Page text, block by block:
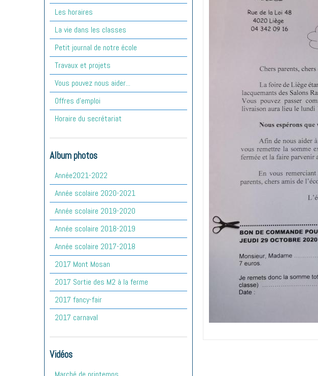
Les horaires
La vie dans les classes
Petit journal de notre école
Travaux et projets
Vous pouvez nous aider...
Offres d'emploi
Horaire du secrétariat
Album photos
Année2021-2022
Année scolaire 2020-2021
Année scolaire 2019-2020
Année scolaire 2018-2019
Année scolaire 2017-2018
2017 Mont Mosan
2017 Sortie des M2 à la ferme
2017 fancy-fair
2017 carnaval
Vidéos